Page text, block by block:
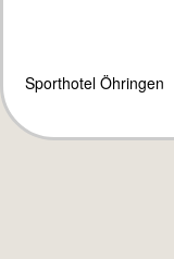
Sporthotel Öhringen